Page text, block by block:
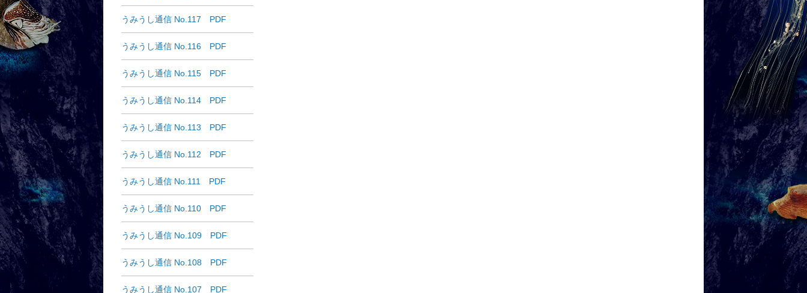
うみうし通信 No.117 PDF
うみうし通信 No.116 PDF
うみうし通信 No.115 PDF
うみうし通信 No.114 PDF
うみうし通信 No.113 PDF
うみうし通信 No.112 PDF
うみうし通信 No.111 PDF
うみうし通信 No.110 PDF
うみうし通信 No.109 PDF
うみうし通信 No.108 PDF
うみうし通信 No.107 PDF